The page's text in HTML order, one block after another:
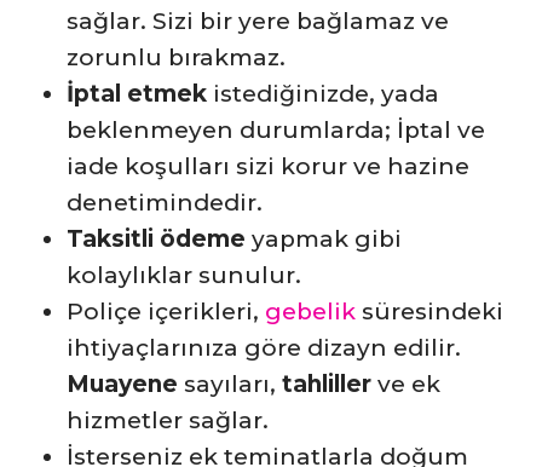
sağlar. Sizi bir yere bağlamaz ve
zorunlu bırakmaz.
İptal etmek istediğinizde, yada
beklenmeyen durumlarda; İptal ve
iade koşulları sizi korur ve hazine
denetimindedir.
Taksitli ödeme yapmak gibi
kolaylıklar sunulur.
Poliçe içerikleri, gebelik süresindeki
ihtiyaçlarınıza göre dizayn edilir.
Muayene sayıları, tahliller ve ek
hizmetler sağlar.
İsterseniz ek teminatlarla doğum